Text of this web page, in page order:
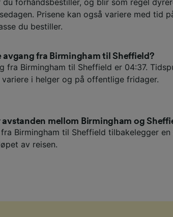
Prisene kan også variere med tid
du bestiller.
avgang fra Birmingham til Sheffield?
fra Birmingham til Sheffield er 04:37.
i helger og på offentlige fridager.
avstanden mellom Birmingham og
Birmingham til Sheffield tilbakelegger en
av reisen.